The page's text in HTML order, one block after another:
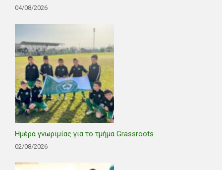
04/08/2026
Ημέρα γνωριμίας για το τμήμα Grassroots
02/08/2026